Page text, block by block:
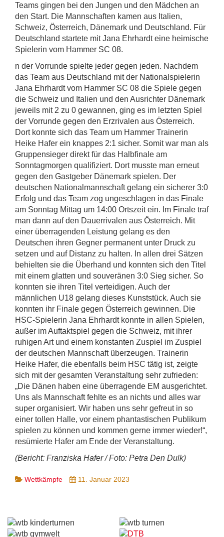
Teams gingen bei den Jungen und den Mädchen an
den Start. Die Mannschaften kamen aus Italien,
Schweiz, Österreich, Dänemark und Deutschland. Für
Deutschland startete mit Jana Ehrhardt eine heimische
Spielerin vom Hammer SC 08.
n der Vorrunde spielte jeder gegen jeden. Nachdem
das Team aus Deutschland mit der Nationalspielerin
Jana Ehrhardt vom Hammer SC 08 die Spiele gegen
die Schweiz und Italien und den Ausrichter Dänemark
jeweils mit 2 zu 0 gewannen, ging es im letzten Spiel
der Vorrunde gegen den Erzrivalen aus Österreich.
Dort konnte sich das Team um Hammer Trainerin
Heike Hafer ein knappes 2:1 sicher. Somit war man als
Gruppensieger direkt für das Halbfinale am
Sonntagmorgen qualifiziert. Dort musste man erneut
gegen den Gastgeber Dänemark spielen. Der
deutschen Nationalmannschaft gelang ein sicherer 3:0
Erfolg und das Team zog ungeschlagen in das Finale
am Sonntag Mittag um 14:00 Ortszeit ein. Im Finale traf
man dann auf den Dauerrivalen aus Österreich. Mit
einer überragenden Leistung gelang es den
Deutschen ihren Gegner permanent unter Druck zu
setzen und auf Distanz zu halten. In allen drei Sätzen
behielten sie die Überhand und konnten sich den Titel
mit einem glatten und souveränen 3:0 Sieg sicher. So
konnten sie ihren Titel verteidigen. Auch der
männlichen U18 gelang dieses Kunststück. Auch sie
konnten ihr Finale gegen Österreich gewinnen. Die
HSC-Spielerin Jana Ehrhardt konnte in allen Spielen,
außer im Auftaktspiel gegen die Schweiz, mit ihrer
ruhigen Art und einem konstanten Zuspiel im Zuspiel
der deutschen Mannschaft überzeugen. Trainerin
Heike Hafer, die ebenfalls beim HSC tätig ist, zeigte
sich mit der gesamten Veranstaltung sehr zufrieden:
„Die Dänen haben eine überragende EM ausgerichtet.
Uns als Mannschaft fehlte es an nichts und alles war
super organisiert. Wir haben uns sehr gefreut in so
einer tollen Halle, vor einem phantastischen Publikum
spielen zu können und kommen gerne immer wieder!“,
resümierte Hafer am Ende der Veranstaltung.
(Bericht: Franziska Hafer / Foto: Petra Den Dulk)
Wettkämpfe 11. Januar 2023